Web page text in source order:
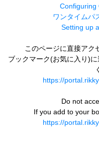
Configuring
ワンタイムパ
Setting up
このページに直接アク
ブックマーク(お気に入り)
https://
Do not
If you add to your
https://